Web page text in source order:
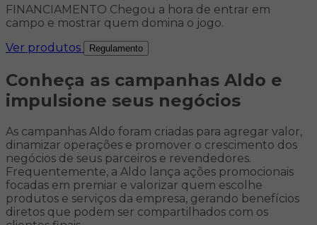
FINANCIAMENTO Chegou a hora de entrar em
campo e mostrar quem domina o jogo.
Ver produtos
Regulamento
Conheça as campanhas Aldo e
impulsione seus negócios
As campanhas Aldo foram criadas para agregar valor,
dinamizar operações e promover o crescimento dos
negócios de seus parceiros e revendedores.
Frequentemente, a Aldo lança ações promocionais
focadas em premiar e valorizar quem escolhe
produtos e serviços da empresa, gerando benefícios
diretos que podem ser compartilhados com os